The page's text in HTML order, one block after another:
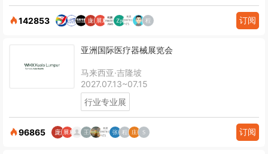
142853 订阅
亚洲国际医疗器械展览会
马来西亚·吉隆坡
2027.07.13~07.15
行业专业展
96865 订阅